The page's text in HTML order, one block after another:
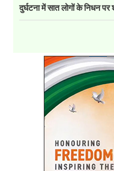
दुर्घटना में सात लोगों के निधन